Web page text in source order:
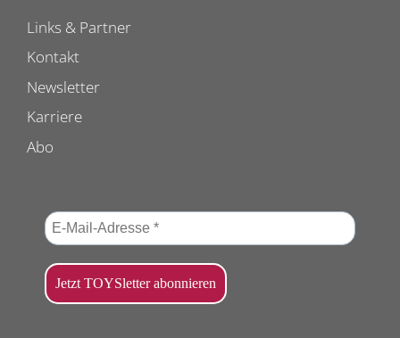
Links & Partner
Kontakt
Newsletter
Karriere
Abo